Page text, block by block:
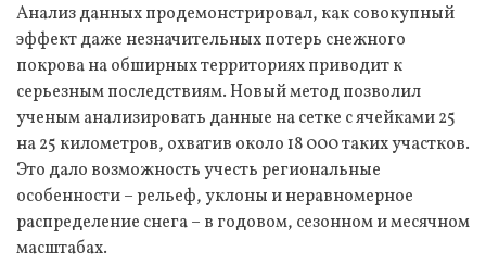
Анализ данных продемонстрировал, как совокупный
эффект даже незначительных потерь снежного
покрова на обширных территориях приводит к
серьезным последствиям. Новый метод позволил
ученым анализировать данные на сетке с ячейками 25
на 25 километров, охватив около 18 000 таких участков.
Это дало возможность учесть региональные
особенности – рельеф, уклоны и неравномерное
распределение снега – в годовом, сезонном и месячном
масштабах.